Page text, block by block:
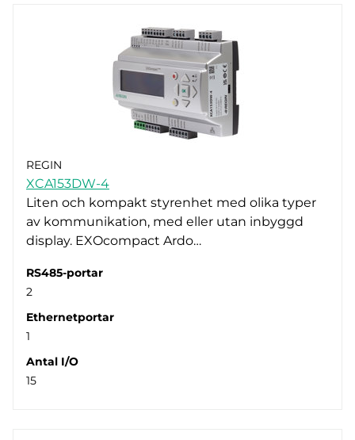
REGIN
XCA153DW-4
Liten och kompakt styrenhet med olika typer
av kommunikation, med eller utan inbyggd
display. EXOcompact Ardo…
RS485-portar
2
Ethernetportar
1
Antal I/O
15